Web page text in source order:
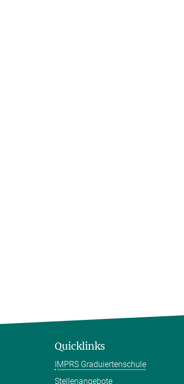
Quicklinks
IMPRS Graduiertenschule
Stellenangebote